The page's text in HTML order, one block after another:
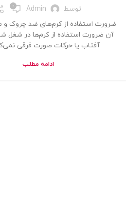
توسط Admin
0
ضرورت استفاده از کرم‌های ضد چروک و
آن ضرورت استفاده از کرم‌ها در شغل
آفتاب یا حرکات صورت فرقی
ادامه مطلب